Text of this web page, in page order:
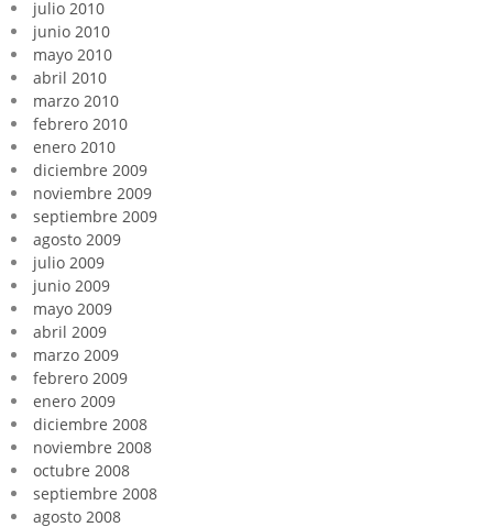
julio 2010
junio 2010
mayo 2010
abril 2010
marzo 2010
febrero 2010
enero 2010
diciembre 2009
noviembre 2009
septiembre 2009
agosto 2009
julio 2009
junio 2009
mayo 2009
abril 2009
marzo 2009
febrero 2009
enero 2009
diciembre 2008
noviembre 2008
octubre 2008
septiembre 2008
agosto 2008